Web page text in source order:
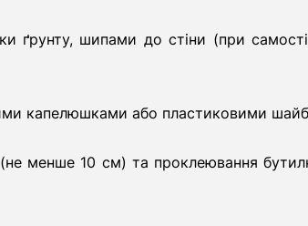
ґрунту, шипами до стіни (при
капелюшками або пластиковими
(не менше 10 см) та проклеювання